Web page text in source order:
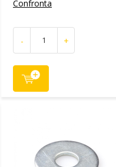
Confronta
- +